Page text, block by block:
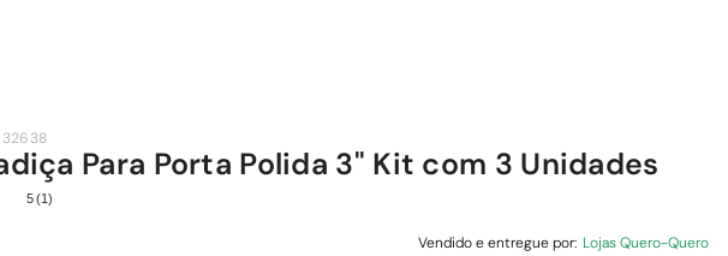
32638
Para Porta Polida 3" Kit com 3 Unidades
5(1)
Vendido e entregue por: Lojas Quero-Quero